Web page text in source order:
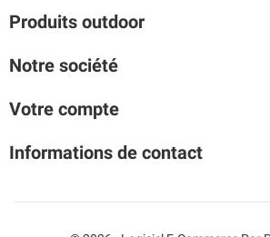
Produits outdoor
Notre société
Votre compte
Informations de contact